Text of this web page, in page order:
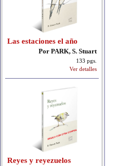
Las estaciones el año
Por PARK, S. Stuart
133 pgs.
Ver detalles
Reyes y reyezuelos